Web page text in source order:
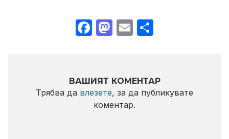
Facebook
Mastodon
Email
ВАШИЯТ КОМЕНТАР
Трябва да влезете, за да публикувате
коментар.